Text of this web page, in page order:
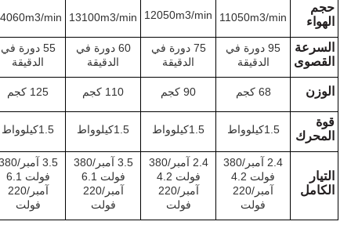
حجم
الهواء
11050m3/min
12050m3/min
13100m3/min
14060m3/min
السرعة
القصوى
95 دورة في
الدقيقة
75 دورة في
الدقيقة
60 دورة في
الدقيقة
55 دورة في
الدقيقة
الوزن 68 كجم 90 كجم 110 كجم 125 كجم
قوة
المحرك
1.5كيلوواط 1.5كيلوواط 1.5كيلوواط 1.5كيلوواط
التيار
الكامل
2.4 آمبر/380
فولت 4.2
آمبر/220
فولت
2.4 آمبر/380
فولت 4.2
آمبر/220
فولت
3.5 آمبر/380
فولت 6.1
آمبر/220
فولت
3.5 آمبر/380
فولت 6.1
آمبر/220
فولت